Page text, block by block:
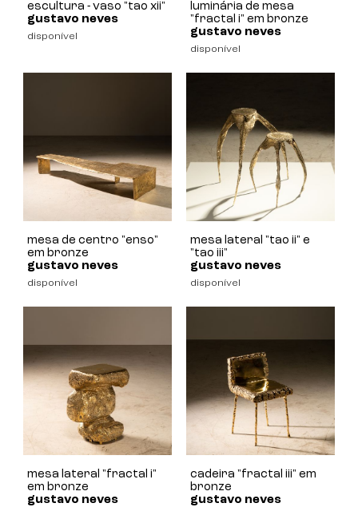
escultura - vaso "tao xii"
gustavo neves
disponível
luminária de mesa
"fractal i" em bronze
gustavo neves
disponível
mesa de centro "enso"
em bronze
gustavo neves
disponível
mesa lateral "tao ii" e
"tao iii"
gustavo neves
disponível
mesa lateral "fractal i"
em bronze
gustavo neves
cadeira "fractal iii" em
bronze
gustavo neves